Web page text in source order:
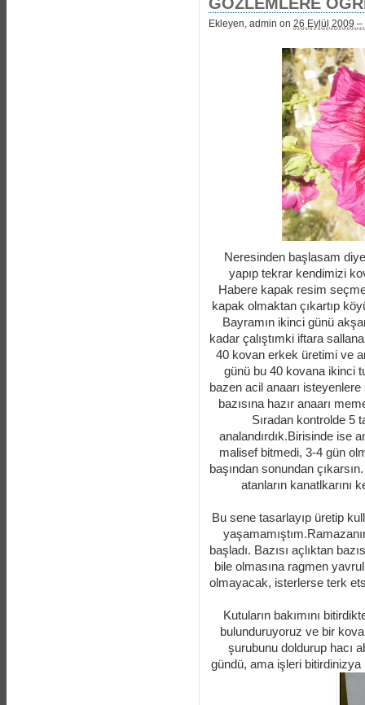
Ekleyen, admin on 26 Eylül 2009 –
Neresinden başlasam
yapıp tekrar kendimizi
Habere kapak resim
kapak olmaktan çıkartıp
Bayramın ikinci günü
kadar çalıştımki iftara
40 kovan erkek üretimi ve
günü bu 40 kovana ikinci
bazen acil anaarı isteyenlere
bazısına hazır anaarı
Sıradan kontrolde 5
analandırdık.Birisinde ise
malisef bitmedi, 3-4 gün
başından sonundan
atanların kanatlkarını
Bu sene tasarlayıp üretip
başladı. Bazısı açlıktan
bile olmasına ragmen
olmayacak, isterlerse terk
Kutuların bakımını
bulunduruyoruz ve bir
şurubunu doldurup hacı
gündü, ama işleri